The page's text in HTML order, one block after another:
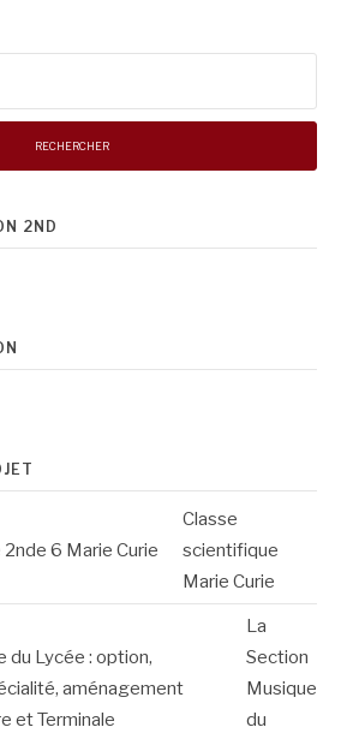
2ND
Classe
scientifique
Marie Curie
La
Section
Musique
du